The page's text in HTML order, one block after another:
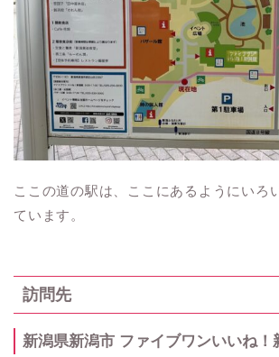
ここの道の駅は、ここにあるようにいろ
ています。
訪問先
新潟県新潟市 ファイブワンいいね！